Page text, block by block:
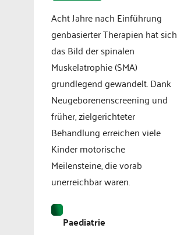
Acht Jahre nach Einführung
genbasierter Therapien hat sich
das Bild der spinalen
Muskelatrophie (SMA)
grundlegend gewandelt. Dank
Neugeborenenscreening und
früher, zielgerichteter
Behandlung erreichen viele
Kinder motorische
Meilensteine, die vorab
unerreichbar waren.
Paediatrie